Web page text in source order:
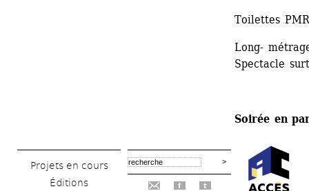
Projets en cours
Éditions
f t
Toilettes
Long-
Spectacle
Soirée en